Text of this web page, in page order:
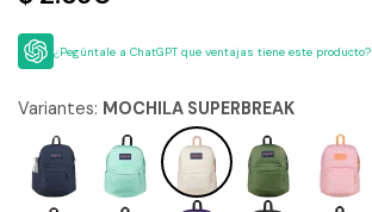
¿Pegúntale a ChatGPT que ventajas tiene este producto?
Variantes: MOCHILA SUPERBREAK